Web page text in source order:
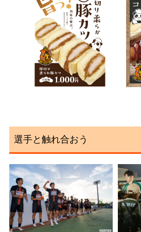
選手と触れ合おう